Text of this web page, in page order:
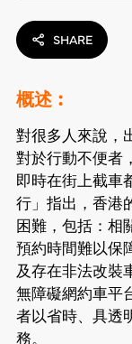
SHARE
概述︰
對很多人來說，
對於行動不便者
即時在街上截車
行」指出，香港
困難，包括：相
預約時間難以保
及存在非法改裝
無障礙網約車平
者以省時、具透
務。